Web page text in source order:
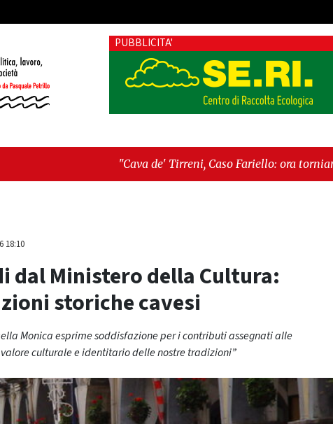
PUBBLICITA'
"Cava de' Tirreni, Caso Fariello: ora torniamo ai problemi veri"
perché esiste"
18:10
dal Ministero della Cultura:
storiche cavesi
Monica esprime soddisfazione per i contributi assegnati alle
culturale e identitario delle nostre tradizioni”